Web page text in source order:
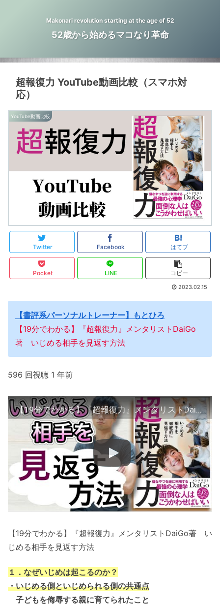
Makonari revolution starting at the age of 52
52歳から始めるマコなり革命
超報復力 YouTube動画比較（スマホ対
応）
YouTube動画比較
Twitter Facebook はてブ
Pocket LINE コピー
2023.02.15
【書評系パーソナルトレーナー】もとひろ
【19分でわかる】『超報復力』メンタリストDaiGo
著 いじめる相手を見返す方法
596 回視聴 1 年前
【19分でわかる】『超報復力』メンタリストDaiGo著 いじめる相手を見返す方法
【19分でわかる】『超報復力』メンタリストDaiGo著 い
じめる相手を見返す方法
１．なぜいじめは起こるのか？
・いじめる側といじめられる側の共通点
子どもを侮辱する親に育てられたこと